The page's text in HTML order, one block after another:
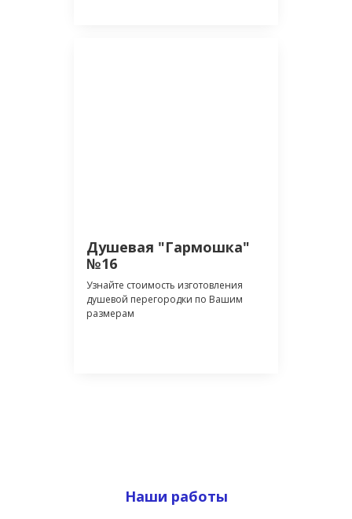
Душевая "Гармошка"
№16
Узнайте стоимость изготовления
душевой перегородки по Вашим
размерам
Наши работы